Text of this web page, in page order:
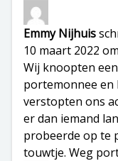
Emmy Nijhuis
10 maart 2022
Wij knoopten
portemonnee en
verstopten ons
er dan iemand
probeerde op te
touwtje. Weg